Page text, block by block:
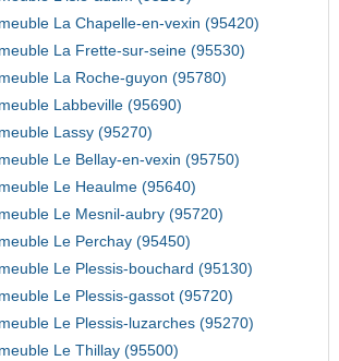
La Chapelle-en-vexin (95420)
La Frette-sur-seine (95530)
La Roche-guyon (95780)
Labbeville (95690)
Lassy (95270)
Le Bellay-en-vexin (95750)
Le Heaulme (95640)
Le Mesnil-aubry (95720)
Le Perchay (95450)
Le Plessis-bouchard (95130)
Le Plessis-gassot (95720)
Le Plessis-luzarches (95270)
Le Thillay (95500)